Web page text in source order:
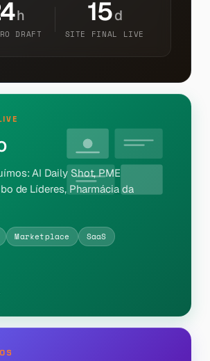
h
DRAFT
15d
SITE FINAL LIVE
AI Daily Shot, PME
de Líderes, Pharmácia da
Marketplace SaaS